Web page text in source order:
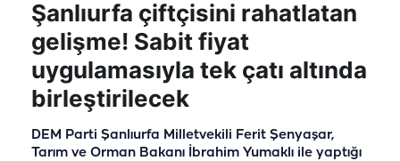
Şanlıurfa çiftçisini rahatlatan
gelişme! Sabit fiyat
uygulamasıyla tek çatı altında
birleştirilecek
DEM Parti Şanlıurfa Milletvekili Ferit Şenyaşar,
Tarım ve Orman Bakanı İbrahim Yumaklı ile yaptığı